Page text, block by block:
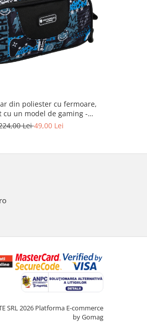
din poliester cu fermoare,
cu un model de gaming -
PTN MOTYLEK-5134 B62
Lei49,00 Lei
SRL 2026 Platforma E-commerce
by Gomag